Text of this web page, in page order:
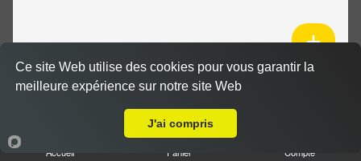
Pizza mexicaine
Accueil Panier Compte
Ce site Web utilise des cookies pour vous garantir la
meilleure expérience sur notre site Web
J'ai compris